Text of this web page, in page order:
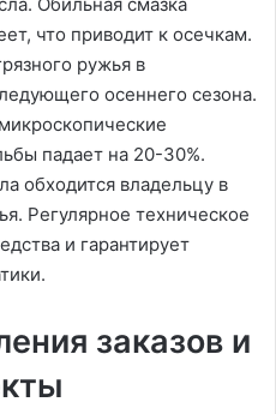
что приводит к осечкам.
ружья в
осеннего сезона.
падает на 20-30%.
обходится владельцу в
Регулярное техническое
и гарантирует
заказов и